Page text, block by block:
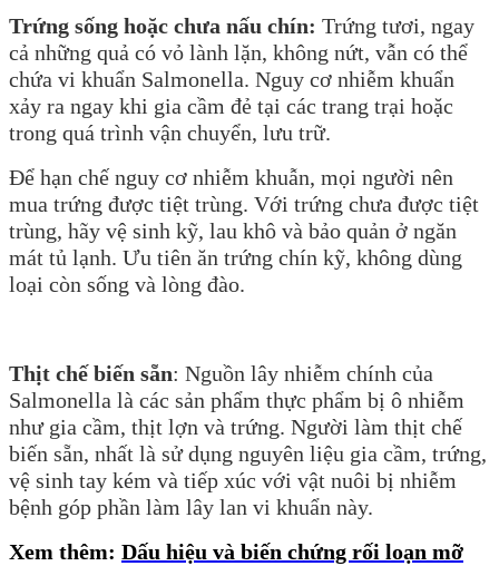
Trứng sống hoặc chưa nấu chín: Trứng tươi, ngay
cả những quả có vỏ lành lặn, không nứt, vẫn có thể
chứa vi khuẩn Salmonella. Nguy cơ nhiễm khuẩn
xảy ra ngay khi gia cầm đẻ tại các trang trại hoặc
trong quá trình vận chuyển, lưu trữ.
Để hạn chế nguy cơ nhiễm khuẫn, mọi người nên
mua trứng được tiệt trùng. Với trứng chưa được tiệt
trùng, hãy vệ sinh kỹ, lau khô và bảo quản ở ngăn
mát tủ lạnh. Ưu tiên ăn trứng chín kỹ, không dùng
loại còn sống và lòng đào.
Thịt chế biến sẵn: Nguồn lây nhiễm chính của
Salmonella là các sản phẩm thực phẩm bị ô nhiễm
như gia cầm, thịt lợn và trứng. Người làm thịt chế
biến sẵn, nhất là sử dụng nguyên liệu gia cầm, trứng,
vệ sinh tay kém và tiếp xúc với vật nuôi bị nhiễm
bệnh góp phần làm lây lan vi khuẩn này.
Xem thêm: Dấu hiệu và biến chứng rối loạn mỡ